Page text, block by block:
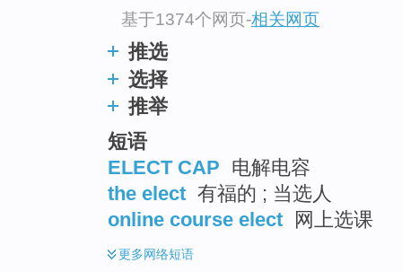
基于1374个网页-相关网页
推选
选择
推举
短语
ELECT CAP 电解电容
the elect 有福的 ; 当选人
online course elect
网上选课
更多网络短语